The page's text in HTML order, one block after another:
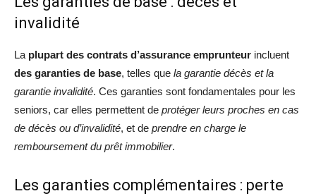
invalidité
La plupart des contrats d’assurance emprunteur incluent
des garanties de base, telles que la garantie décès et la
garantie invalidité. Ces garanties sont fondamentales pour les
seniors, car elles permettent de protéger leurs proches en cas
de décès ou d’invalidité, et de prendre en charge le
remboursement du prêt immobilier.
Les garanties complémentaires : perte